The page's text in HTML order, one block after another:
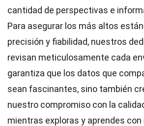
cantidad de perspectivas e
Para asegurar los más altos
precisión y fiabilidad, nuestros
revisan meticulosamente cada
garantiza que los datos que
sean fascinantes, sino también
nuestro compromiso con la
mientras exploras y aprendes